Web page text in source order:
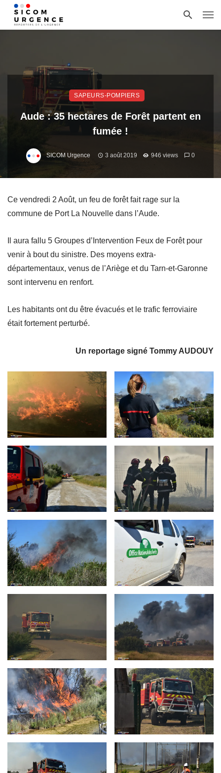
SAPEURS-POMPIERS
Aude : 35 hectares de Forêt partent en
fumée !
SICOM Urgence 3 août 2019 946 views 0
Ce vendredi 2 Août, un feu de forêt fait rage sur la
commune de Port La Nouvelle dans l’Aude.
Il aura fallu 5 Groupes d’Intervention Feux de Forêt pour
venir à bout du sinistre. Des moyens extra-
départementaux, venus de l’Ariège et du Tarn-et-Garonne
sont intervenu en renfort.
Les habitants ont du être évacués et le trafic ferroviaire
était fortement perturbé.
Un reportage signé Tommy AUDOUY